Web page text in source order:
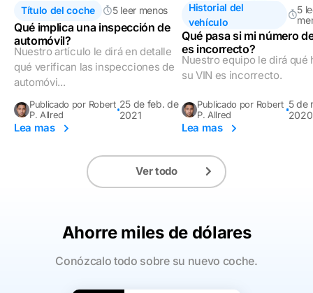
Título del coche 5 leer menos
Qué implica una inspección de
automóvil?
Nuestro artículo le dirá en detalle
qué verifican las inspecciones de
automóvi...
Publicado por Robert
P. Allred
25 de feb. de
2021
Lea mas
Historial del
vehículo
5
Qué pasa si mi número
es incorrecto?
Nuestro equipo le dirá qué
su VIN es incorrecto.
Publicado por Robert
P. Allred
5 de
2020
Lea mas
Ver todo
Ahorre miles de dólares
Conózcalo todo sobre su nuevo coche.